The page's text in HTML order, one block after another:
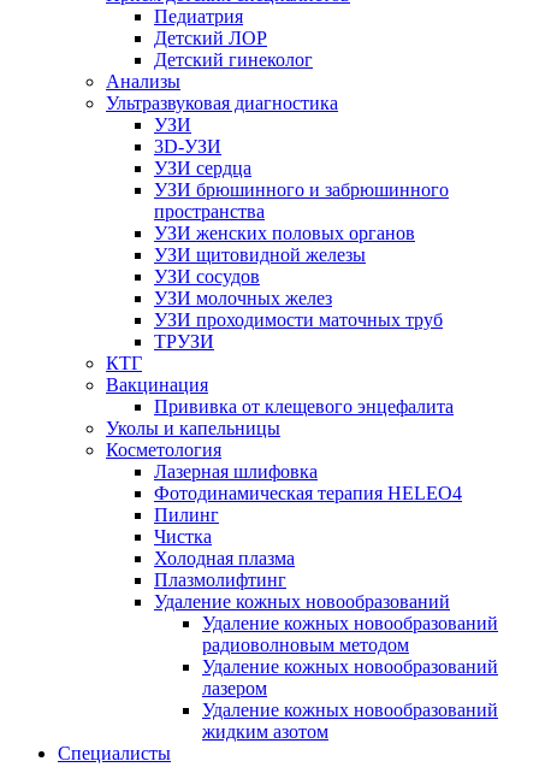
Педиатрия
Детский ЛОР
Детский гинеколог
Анализы
Ультразвуковая диагностика
УЗИ
3D-УЗИ
УЗИ сердца
УЗИ брюшинного и забрюшинного
пространства
УЗИ женских половых органов
УЗИ щитовидной железы
УЗИ сосудов
УЗИ молочных желез
УЗИ проходимости маточных труб
ТРУЗИ
КТГ
Вакцинация
Прививка от клещевого энцефалита
Уколы и капельницы
Косметология
Лазерная шлифовка
Фотодинамическая терапия HELEO4
Пилинг
Чистка
Холодная плазма
Плазмолифтинг
Удаление кожных новообразований
Удаление кожных новообразований
радиоволновым методом
Удаление кожных новообразований
лазером
Удаление кожных новообразований
жидким азотом
Специалисты